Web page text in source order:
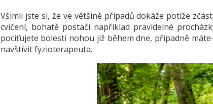
Všimli jste si, že ve většině případů dokáže potíže
cvičení, bohatě postačí například pravidelné
pociťujete bolesti nohou již během dne, případně
navštívit fyzioterapeuta.